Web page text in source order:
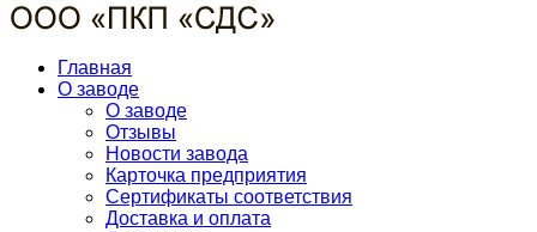
Главная
О заводе
О заводе
Отзывы
Новости завода
Карточка предприятия
Сертификаты соответствия
Доставка и оплата